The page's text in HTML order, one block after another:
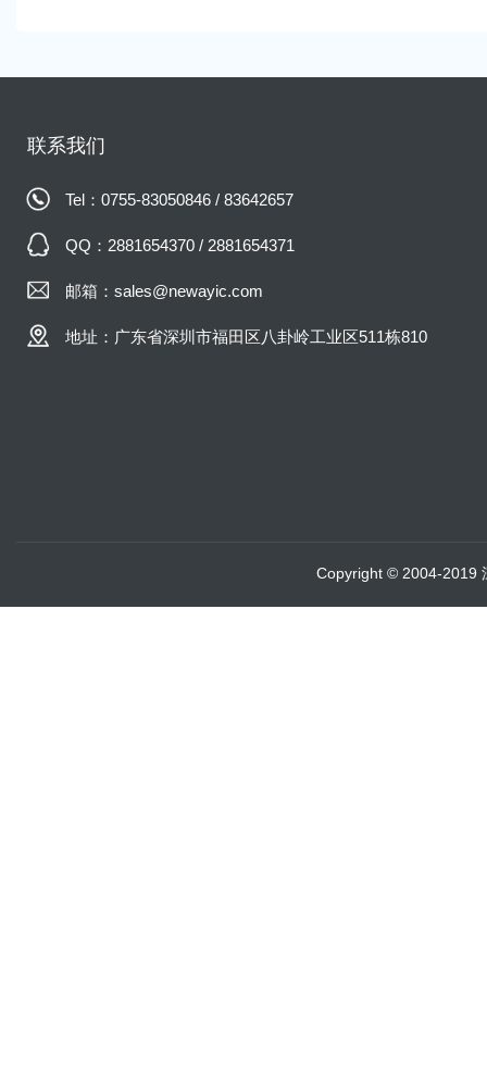
联系我们
Tel：0755-83050846 / 83642657
QQ：2881654370 / 2881654371
邮箱：sales@newayic.com
地址：广东省深圳市福田区八卦岭工业区511栋810
Copyright © 2004-2019